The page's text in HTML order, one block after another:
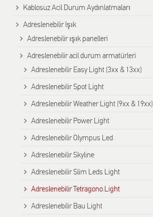
Kablosuz Acil Durum Aydınlatmaları
Adreslenebilir Işık
Adreslenebilir ışık panelleri
Adreslenebilir acil durum armatürleri
Adreslenebilir Easy Light (3xx & 13xx)
Adreslenebilir Spot Light
Adreslenebilir Weather Light (9xx & 19xx)
Adreslenebilir Power Light
Adreslenebilir Olympus Led
Adreslenebilir Skyline
Adreslenebilir Slim Leds Light
Adreslenebilir Tetragono Light
Adreslenebilir Bau Light